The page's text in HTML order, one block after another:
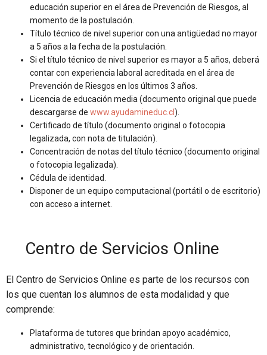
educación superior en el área de Prevención de Riesgos, al
momento de la postulación.
Título técnico de nivel superior con una antigüedad no mayor
a 5 años a la fecha de la postulación.
Si el título técnico de nivel superior es mayor a 5 años, deberá
contar con experiencia laboral acreditada en el área de
Prevención de Riesgos en los últimos 3 años.
Licencia de educación media (documento original que puede
descargarse de www.ayudamineduc.cl).
Certificado de título (documento original o fotocopia
legalizada, con nota de titulación).
Concentración de notas del título técnico (documento original
o fotocopia legalizada).
Cédula de identidad.
Disponer de un equipo computacional (portátil o de escritorio)
con acceso a internet.
Centro de Servicios Online
El Centro de Servicios Online es parte de los recursos con
los que cuentan los alumnos de esta modalidad y que
comprende:
Plataforma de tutores que brindan apoyo académico,
administrativo, tecnológico y de orientación.